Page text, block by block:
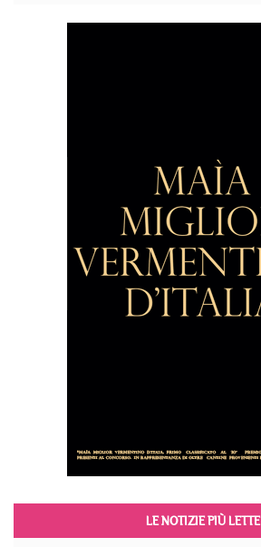
LE NOTIZIE PIÙ LETTE